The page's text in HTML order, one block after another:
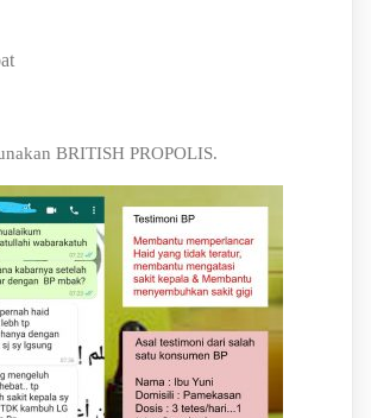
BRITISH PROPOLIS.